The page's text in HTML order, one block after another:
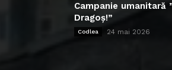
Campanie umanitară
Dragoș!”
Codlea 24 mai 2026